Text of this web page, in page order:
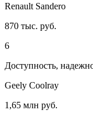
Renault Sandero
870 тыс. руб.
6
Доступность,
Geely Coolray
1,65 млн руб.